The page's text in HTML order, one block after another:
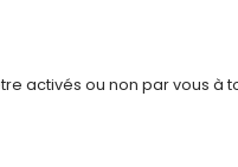
28 août 2026, TDI passe
activés ou non par vous à